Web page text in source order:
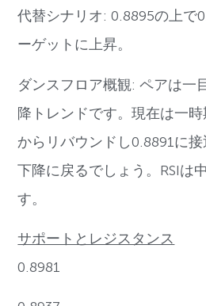
代替シナリオ: 0.8895の上で
ーゲットに上昇。
ダンスフロア概観: ペアは一
降トレンドです。現在は一
からリバウンドし0.8891に
下降に戻るでしょう。RSIは
す。
サポートとレジスタンス
0.8981